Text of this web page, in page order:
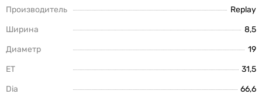
Производитель
Replay
Ширина
8,5
Диаметр
19
ET
31,5
Dia
66,6